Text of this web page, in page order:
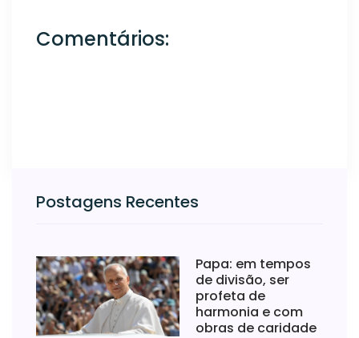
Comentários:
Postagens Recentes
Papa: em tempos
de divisão, ser
profeta de
harmonia e com
obras de caridade